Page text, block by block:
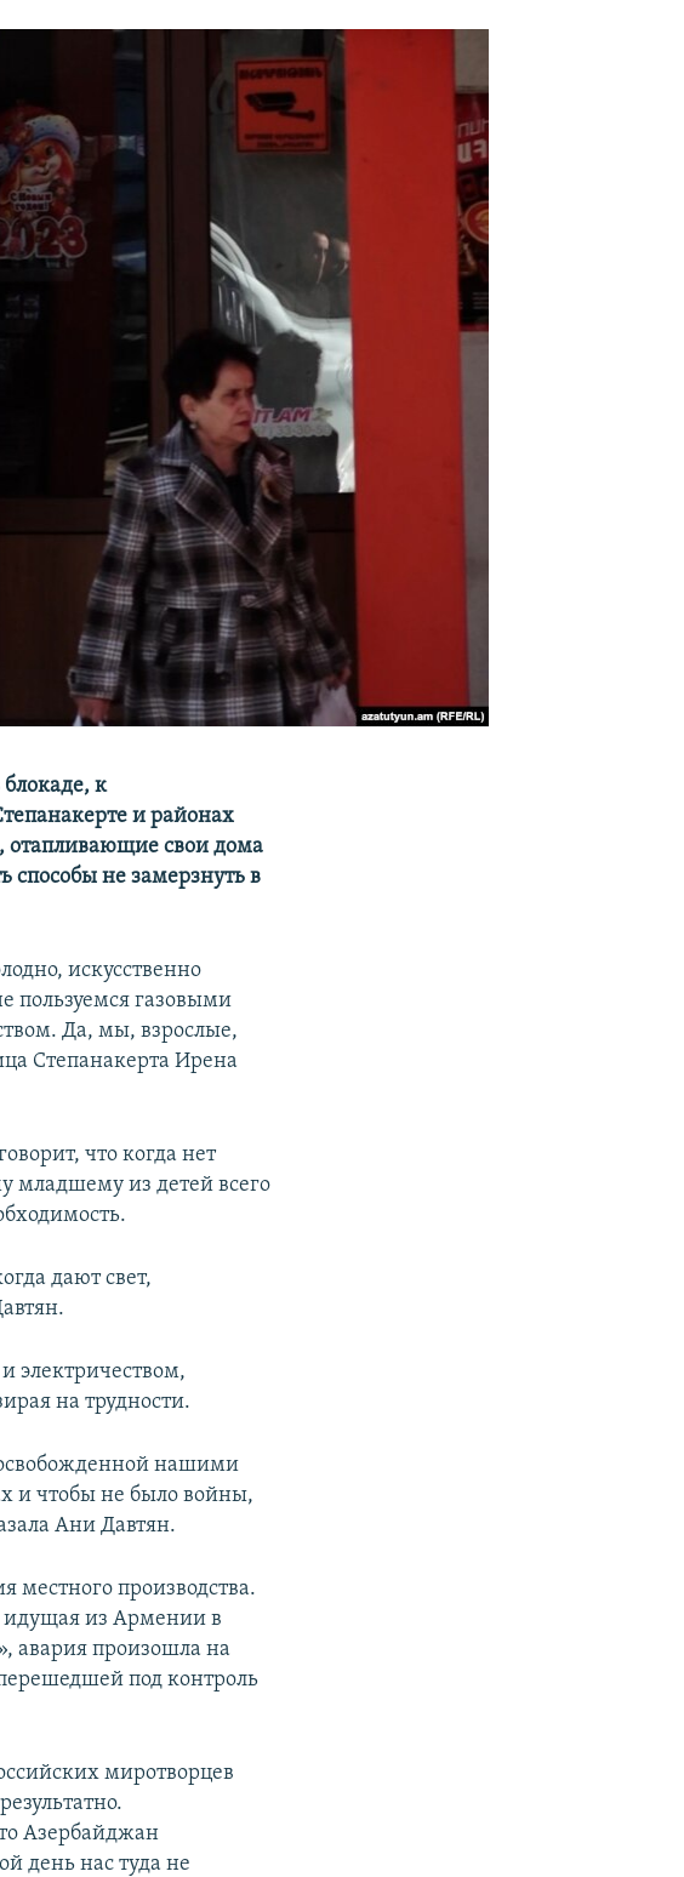
к
и районах
отапливающие свои дома
способы не замерзнуть в
искусственно
пользуемся газовыми
Да, мы, взрослые,
Степанакерта Ирена
что когда нет
младшему из детей всего
дают свет,
электричеством,
на трудности.
нашими
и чтобы не было войны,
Ани Давтян.
местного производства.
идущая из Армении в
авария произошла на
под контроль
миротворцев
Азербайджан
день нас туда не